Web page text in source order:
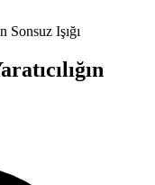
Sonsuz Işığı